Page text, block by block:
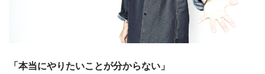
「本当にやりたいことが分からない」